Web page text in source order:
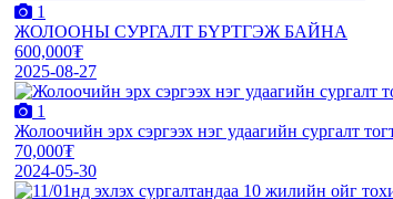
1
ЖОЛООНЫ СУРГАЛТ БҮРТГЭЖ БАЙНА
600,000₮
2025-08-27
1
Жолоочийн эрх сэргээх нэг удаагийн сургалт
70,000₮
2024-05-30